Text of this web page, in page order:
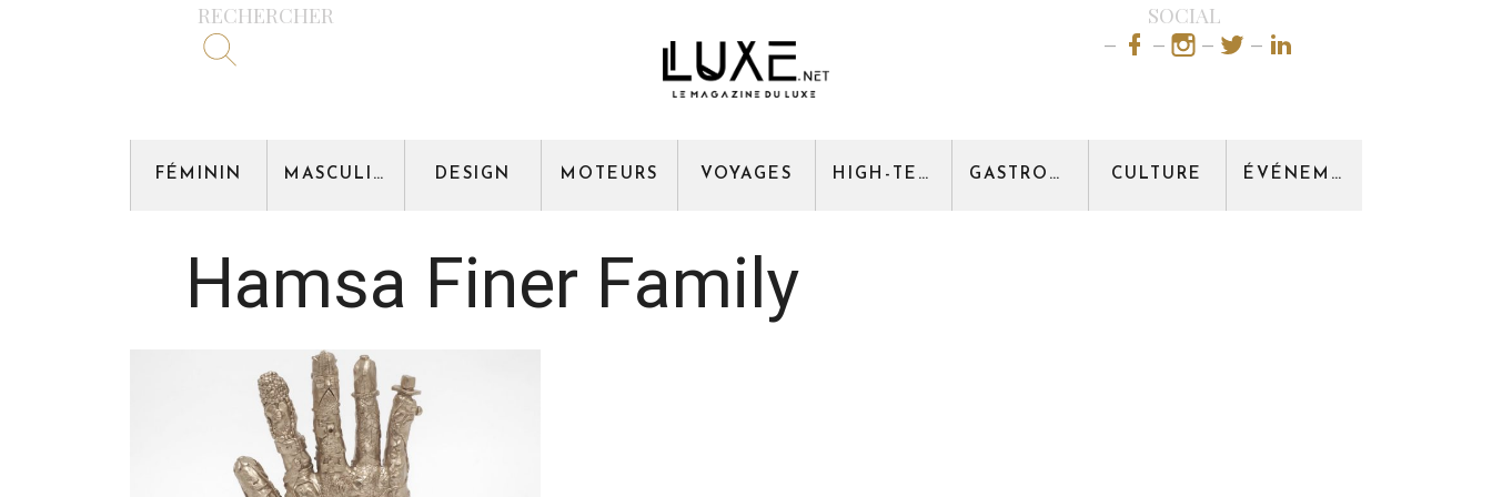
RECHERCHER SOCIAL
FÉMININ MASCULIN DESIGN MOTEURS VOYAGES HIGH-TECH GASTRONOMIE CULTURE ÉVÉNEMENT
Hamsa Finer Family